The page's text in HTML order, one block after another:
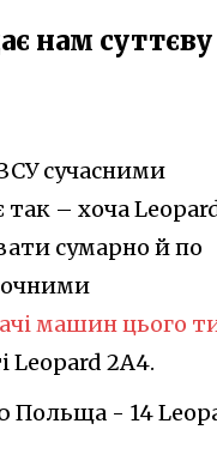
нам суттєву
сучасними
так – хоча
сумарно й по
машин цього
Leopard 2A4.
Польща - 14